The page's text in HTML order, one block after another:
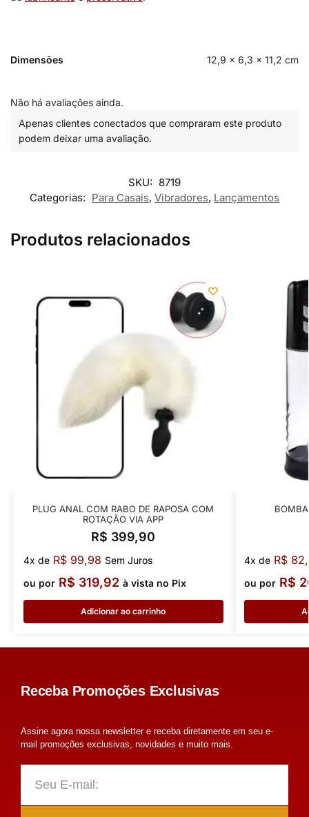
Dimensões 12,9 × 6,3 × 11,2 cm
Não há avaliações ainda.
Apenas clientes conectados que compraram este produto
podem deixar uma avaliação.
SKU: 8719
Categorias: Para Casais, Vibradores, Lançamentos
Produtos relacionados
PLUG ANAL COM RABO DE RAPOSA COM
ROTAÇÃO VIA APP
R$ 399,90
4x de R$99,98 Sem Juros
ou por R$ 319,92 à vista no Pix
Adicionar ao carrinho
4x de R$
ou por R$
Receba Promoções Exclusivas
Assine agora nossa newsletter e receba diretamente em seu e-
mail promoções exclusivas, novidades e muito mais.